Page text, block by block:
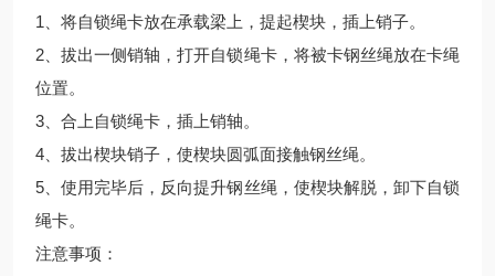
1、将自锁绳卡放在承载梁上，提起楔块，插上销子。
2、拔出一侧销轴，打开自锁绳卡，将被卡钢丝绳放在卡绳
位置。
3、合上自锁绳卡，插上销轴。
4、拔出楔块销子，使楔块圆弧面接触钢丝绳。
5、使用完毕后，反向提升钢丝绳，使楔块解脱，卸下自锁
绳卡。
注意事项：